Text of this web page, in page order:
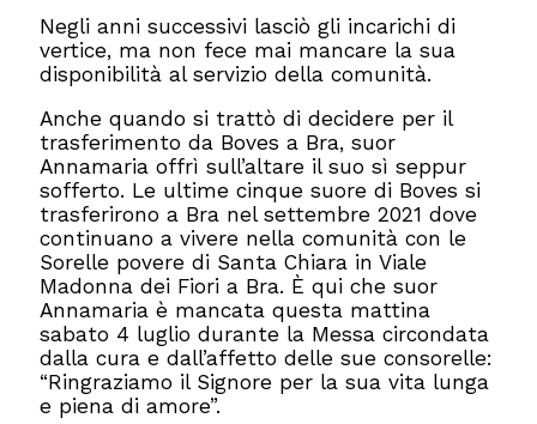
Negli anni successivi lasciò gli incarichi di
vertice, ma non fece mai mancare la sua
disponibilità al servizio della comunità.
Anche quando si trattò di decidere per il
trasferimento da Boves a Bra, suor
Annamaria offrì sull’altare il suo sì seppur
sofferto. Le ultime cinque suore di Boves si
trasferirono a Bra nel settembre 2021 dove
continuano a vivere nella comunità con le
Sorelle povere di Santa Chiara in Viale
Madonna dei Fiori a Bra. È qui che suor
Annamaria è mancata questa mattina
sabato 4 luglio durante la Messa circondata
dalla cura e dall’affetto delle sue consorelle:
“Ringraziamo il Signore per la sua vita lunga
e piena di amore”.